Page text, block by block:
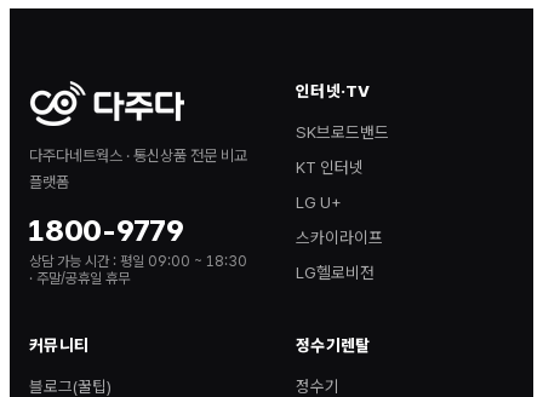
다주다네트웍스 · 통신상품 전문 비교
플랫폼
1800-9779
상담 가능 시간 : 평일 09:00 ~ 18:30
· 주말/공휴일 휴무
인터넷·TV
SK브로드밴드
KT 인터넷
LG U+
스카이라이프
LG헬로비전
커뮤니티
블로그(꿀팁)
정수기렌탈
정수기